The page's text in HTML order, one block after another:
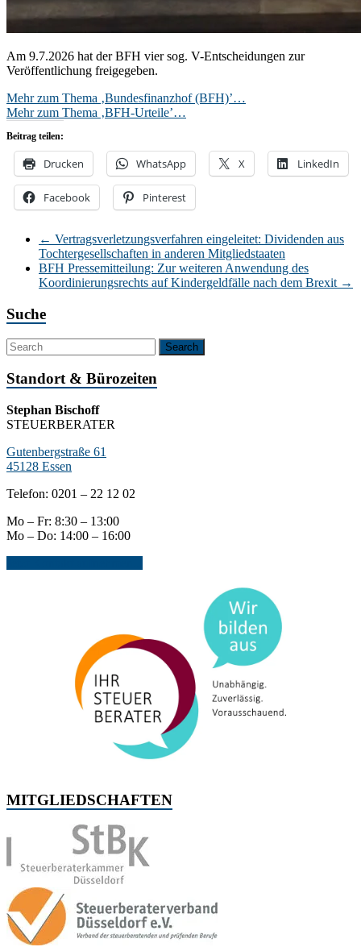
Am 9.7.2026 hat der BFH vier sog. V-Entscheidungen zur
Veröffentlichung freigegeben.
Mehr zum Thema ‚Bundesfinanzhof (BFH)’…
Mehr zum Thema ‚BFH-Urteile’…
Beitrag teilen:
Drucken WhatsApp X LinkedIn
Facebook Pinterest
← Vertragsverletzungsverfahren eingeleitet: Dividenden aus
Tochtergesellschaften in anderen Mitgliedstaaten
BFH Pressemitteilung: Zur weiteren Anwendung des
Koordinierungsrechts auf Kindergeldfälle nach dem Brexit →
Suche
Standort & Bürozeiten
Stephan Bischoff
STEUERBERATER
Gutenbergstraße 61
45128 Essen
Telefon: 0201 – 22 12 02
Mo – Fr: 8:30 – 13:00
Mo – Do: 14:00 – 16:00
MITGLIEDSCHAFTEN